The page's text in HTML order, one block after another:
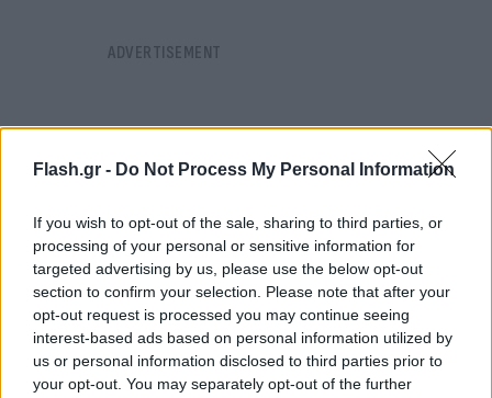
Flash.gr - Do Not Process My Personal Information
If you wish to opt-out of the sale, sharing to third parties, or
processing of your personal or sensitive information for
targeted advertising by us, please use the below opt-out
section to confirm your selection. Please note that after your
opt-out request is processed you may continue seeing
interest-based ads based on personal information utilized by
us or personal information disclosed to third parties prior to
your opt-out. You may separately opt-out of the further